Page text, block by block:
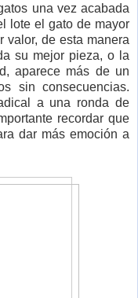
una vez acabada
lote el gato de mayor
valor, de esta manera
su mejor pieza, o la
aparece más de un
sin consecuencias.
a una ronda de
recordar que
dar más emoción a